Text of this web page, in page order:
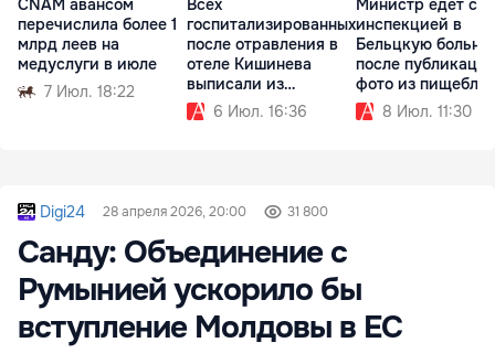
CNAM авансом
перечислила более 1
млрд леев на
медуслуги в июле
7 Июл. 18:22
Всех
госпитализированных
после отравления в
отеле Кишинева
выписали из
больницы
6 Июл. 16:36
Министр едет с
инспекцией в
Бельцкую
после
фото из
8 Июл. 11:30
Digi24 28 апреля 2026, 20:00 31 800
Санду: Объединение с
Румынией ускорило бы
вступление Молдовы в ЕС